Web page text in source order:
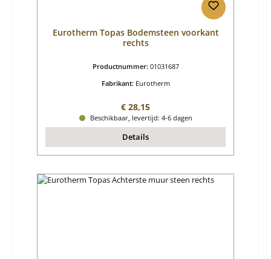
Eurotherm Topas Bodemsteen voorkant
rechts
Productnummer: 01031687
Fabrikant: Eurotherm
Normale prijs:
€ 28,15
Beschikbaar, levertijd: 4-6 dagen
Details